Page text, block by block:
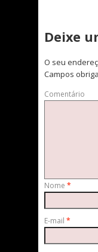
Deixe
O seu
Campos
Comentário
Nome *
E-mail *